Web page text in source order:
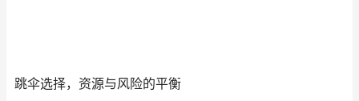
跳伞选择，资源与风险的平衡